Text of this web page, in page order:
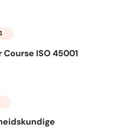
ISO 45001